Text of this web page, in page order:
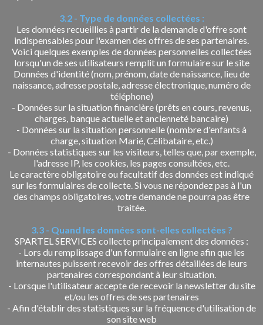
3.2 - Type de données collectées :
Les données recueillies à partir de la demande d'offre sont
indispensables pour l'examen des offres de ses partenaires.
Voici quelques exemples de données personnelles collectées
lorsqu'un de ses utilisateurs remplit un formulaire sur le site
Données d'identité (nom, prénom, date de naissance, lieu de
naissance, adresse postale, adresse électronique, numéro de
téléphone)
- Données sur la situation financière (prêts en cours, revenus,
charges, banque actuelle et ancienneté bancaire)
- Données sur la situation personnelle (nombre d'enfants à
charge, situation Marié, Célibataire, etc.)
- Données statistiques sur les visiteurs, telles que, par exemple,
l'adresse IP, les cookies, les pages consultées, etc.
Le caractère obligatoire ou facultatif des données est indiqué
sur les formulaires de collecte. Si vous ne répondez pas à l'un
des champs obligatoires, votre demande ne pourra pas être
traitée.
3.3 - Quand les données sont-elles collectées ?
SPARTEL SERVICES collecte principalement des données :
- Lors du remplissage d'un formulaire en ligne afin que les
internautes puissent recevoir des offres détaillées de leurs
partenaires correspondant à leur situation.
- Lorsque l'utilisateur accepte de recevoir la newsletter du site
et/ou les offres de ses partenaires
- Afin d'établir des statistiques sur la fréquence d'utilisation de
son site web